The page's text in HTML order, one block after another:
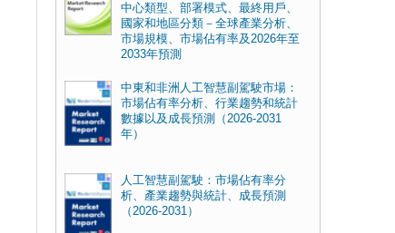
中心類型、部署模式、最終用戶、
國家和地區分類－全球產業分析、
市場規模、市場佔有率及2026年至
2033年預測
中東和非洲人工智慧副駕駛市場：
市場佔有率分析、行業趨勢和統計
數據以及成長預測（2026-2031
年）
人工智慧副駕駛：市場佔有率分
析、產業趨勢與統計、成長預測
（2026-2031）